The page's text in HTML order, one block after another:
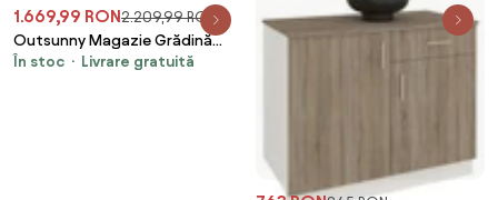
1.669,99 RON2.209,99 RON
Outsunny Magazie Grădină
Magazie Pentru Unelte Grădină
În stoc Livrare gratuită